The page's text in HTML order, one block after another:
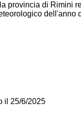
provincia di Rimini
il 25/6/2025